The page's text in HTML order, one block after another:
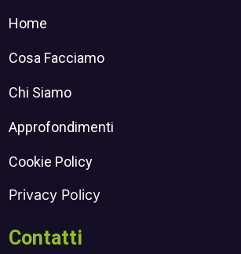
Home
Cosa Facciamo
Chi Siamo
Approfondimenti
Cookie Policy
Privacy Policy
Contatti